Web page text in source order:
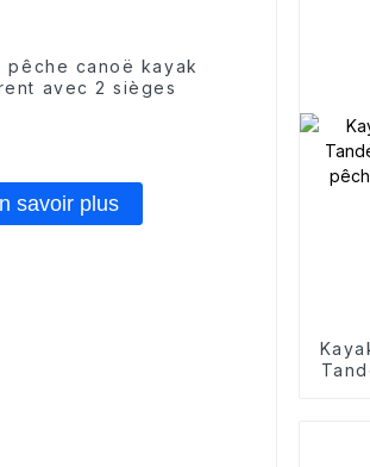
pêche canoë kayak
avec 2 sièges
savoir plus